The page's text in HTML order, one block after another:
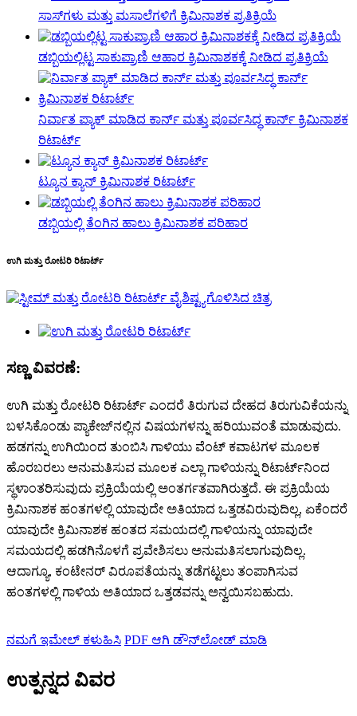
ಸಾಸ್‌ಗಳು ಮತ್ತು ಮಸಾಲೆಗಳಿಗೆ ಕ್ರಿಮಿನಾಶಕ ಪ್ರತಿಕ್ರಿಯೆ
ಡಬ್ಬಿಯಲ್ಲಿಟ್ಟ ಸಾಕುಪ್ರಾಣಿ ಆಹಾರ ಕ್ರಿಮಿನಾಶಕಕ್ಕೆ ನೀಡಿದ ಪ್ರತಿಕ್ರಿಯೆ
ನಿರ್ವಾತ ಪ್ಯಾಕ್ ಮಾಡಿದ ಕಾರ್ನ್ ಮತ್ತು ಪೂರ್ವಸಿದ್ಧ ಕಾರ್ನ್ ಕ್ರಿಮಿನಾಶಕ
ರಿಟಾರ್ಟ್
ಟ್ಯೂನ ಕ್ಯಾನ್ ಕ್ರಿಮಿನಾಶಕ ರಿಟಾರ್ಟ್
ಡಬ್ಬಿಯಲ್ಲಿ ತೆಂಗಿನ ಹಾಲು ಕ್ರಿಮಿನಾಶಕ ಪರಿಹಾರ
ಉಗಿ ಮತ್ತು ರೋಟರಿ ರಿಟಾರ್ಟ್
ಸಣ್ಣ ವಿವರಣೆ:
ಉಗಿ ಮತ್ತು ರೋಟರಿ ರಿಟಾರ್ಟ್ ಎಂದರೆ ತಿರುಗುವ ದೇಹದ ತಿರುಗುವಿಕೆಯನ್ನು
ಬಳಸಿಕೊಂಡು ಪ್ಯಾಕೇಜ್‌ನಲ್ಲಿನ ವಿಷಯಗಳನ್ನು ಹರಿಯುವಂತೆ ಮಾಡುವುದು.
ಹಡಗನ್ನು ಉಗಿಯಿಂದ ತುಂಬಿಸಿ ಗಾಳಿಯು ವೆಂಟ್ ಕವಾಟಗಳ ಮೂಲಕ
ಹೊರಬರಲು ಅನುಮತಿಸುವ ಮೂಲಕ ಎಲ್ಲಾ ಗಾಳಿಯನ್ನು ರಿಟಾರ್ಟ್‌ನಿಂದ
ಸ್ಥಳಾಂತರಿಸುವುದು ಪ್ರಕ್ರಿಯೆಯಲ್ಲಿ ಅಂತರ್ಗತವಾಗಿರುತ್ತದೆ. ಈ ಪ್ರಕ್ರಿಯೆಯ
ಕ್ರಿಮಿನಾಶಕ ಹಂತಗಳಲ್ಲಿ ಯಾವುದೇ ಅತಿಯಾದ ಒತ್ತಡವಿರುವುದಿಲ್ಲ, ಏಕೆಂದರೆ
ಯಾವುದೇ ಕ್ರಿಮಿನಾಶಕ ಹಂತದ ಸಮಯದಲ್ಲಿ ಗಾಳಿಯನ್ನು ಯಾವುದೇ
ಸಮಯದಲ್ಲಿ ಹಡಗಿನೊಳಗೆ ಪ್ರವೇಶಿಸಲು ಅನುಮತಿಸಲಾಗುವುದಿಲ್ಲ.
ಆದಾಗ್ಯೂ, ಕಂಟೇನರ್ ವಿರೂಪತೆಯನ್ನು ತಡೆಗಟ್ಟಲು ತಂಪಾಗಿಸುವ
ಹಂತಗಳಲ್ಲಿ ಗಾಳಿಯ ಅತಿಯಾದ ಒತ್ತಡವನ್ನು ಅನ್ವಯಿಸಬಹುದು.
ನಮಗೆ ಇಮೇಲ್ ಕಳುಹಿಸಿ PDF ಆಗಿ ಡೌನ್‌ಲೋಡ್ ಮಾಡಿ
ಉತ್ಪನ್ನದ ವಿವರ